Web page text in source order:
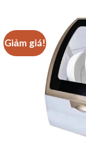
Giảm giá!